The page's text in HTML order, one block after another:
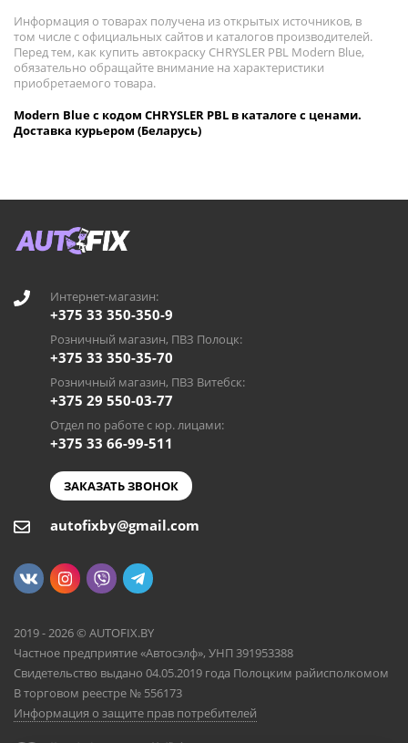
Информация о товарах получена из открытых источников, в
том числе с официальных сайтов и каталогов производителей.
Перед тем, как купить автокраску CHRYSLER PBL Modern Blue,
обязательно обращайте внимание на характеристики
приобретаемого товара.
Modern Blue с кодом CHRYSLER PBL в каталоге с ценами.
Доставка курьером (Беларусь)
Интернет-магазин:
+375 33 350-350-9
Розничный магазин, ПВЗ Полоцк:
+375 33 350-35-70
Розничный магазин, ПВЗ Витебск:
+375 29 550-03-77
Отдел по работе с юр. лицами:
+375 33 66-99-511
ЗАКАЗАТЬ ЗВОНОК
autofixby@gmail.com
2019 - 2026 © AUTOFIX.BY
Частное предприятие «Автосэлф», УНП 391953388
Свидетельство выдано 04.05.2019 года Полоцким райисполкомом
В торговом реестре № 556173
Информация о защите прав потребителей